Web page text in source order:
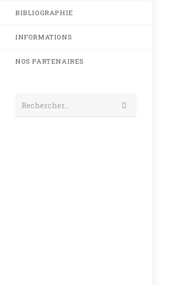
BIBLIOGRAPHIE
INFORMATIONS
NOS PARTENAIRES
Rechercher…